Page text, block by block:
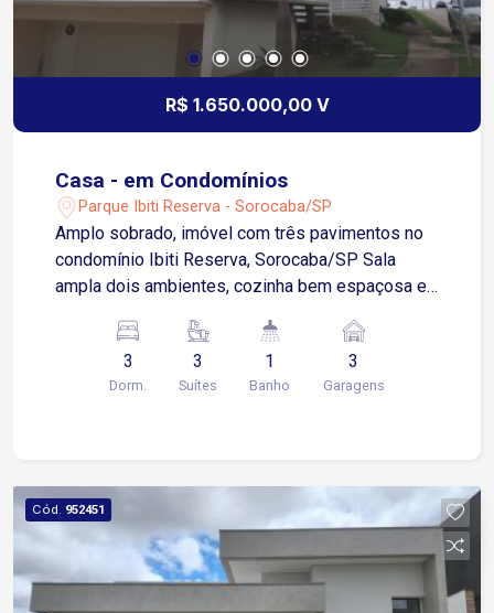
R$ 1.650.000,00 V
Casa - em Condomínios
Parque Ibiti Reserva - Sorocaba/SP
Amplo sobrado, imóvel com três pavimentos no
condomínio Ibiti Reserva, Sorocaba/SP Sala
ampla dois ambientes, cozinha bem espaçosa e
terraço e sacadas Escritório com banheiro
Lavabo Área de serviço Quintal amplo com
espaço gourmet e churrasqueira Piscina
3
Dorm.
3
Suítes
1
Banho
3
Garagens
Cód. 952451